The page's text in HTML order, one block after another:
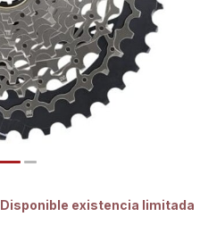
Disponible existencia limitada